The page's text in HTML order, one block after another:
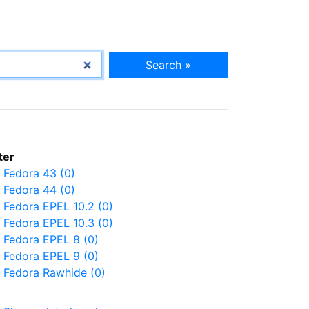
Search »
Fedora 43 (0)
Fedora 44 (0)
Fedora EPEL 10.2 (0)
Fedora EPEL 10.3 (0)
Fedora EPEL 8 (0)
Fedora EPEL 9 (0)
Fedora Rawhide (0)